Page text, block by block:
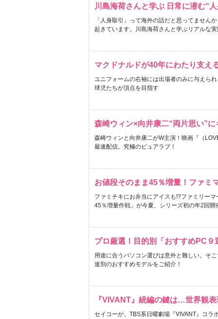
川島海荷さんと学ぶ 日常に潜む“
「人身取引」って海外の話だと思ってません
起きています。川島海荷さんと学ぶリアルな
マクドナルドが40年にわたり支え
ユニフォームの右袖には出場者のみに与えら
球児たちが頂点を目指す
森崎ウィン×向井康二“両片思い”
森崎ウィンと向井康二がW主演！映画『（
最速配信。究極のピュアラブ！
お値段そのまま45％増量！ファミ
ファミチキにお弁当にアイスも!?ファミリー
45％増量作戦」が今夏、シリーズ初の年2回開
プロ厳選！目的別「おすすめPC９
用途に合うパソコン選びは意外と難しい。そ
途別のおすすめモデルをご紹介！
『VIVANT』続編の鍵は…世界観
セイコーが、TBS系日曜劇場『VIVANT』コラ